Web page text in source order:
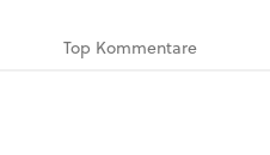
Top Kommentare